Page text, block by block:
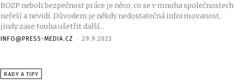
BOZP neboli bezpečnost práce je něco, co se v mnoha společnostech
neřeší a nevidí. Důvodem je někdy nedostatečná informovanost,
jindy zase touha ušetřit další...
INFO@PRESS-MEDIA.CZ - 29.9.2023
RADY A TIPY